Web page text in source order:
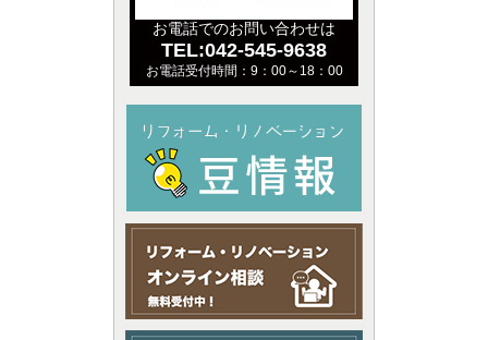
お電話でのお問い合わせは
TEL:042-545-9638
お電話受付時間：9：00～18：00